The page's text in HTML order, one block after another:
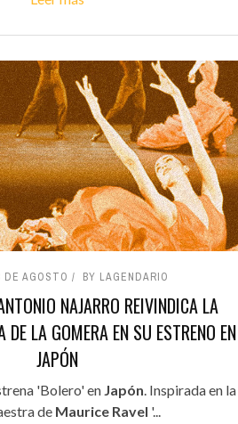
DE AGOSTO BY LAGENDARIO
NAJARRO REIVINDICA LA
DE LA GOMERA EN SU ESTRENO EN
JAPÓN
'Bolero' en Japón. Inspirada en la
de Maurice Ravel '...